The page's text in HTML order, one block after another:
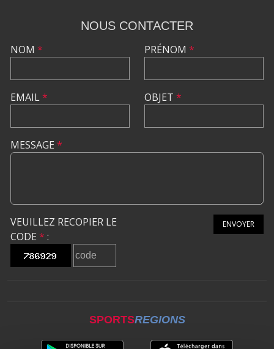
NOUS CONTACTER
NOM *
EMAIL*
PRÉNOM *
OBJET *
MESSAGE *
VEUILLEZ RECOPIER LE
CODE * :
ENVOYER
SPORTSREGIONS